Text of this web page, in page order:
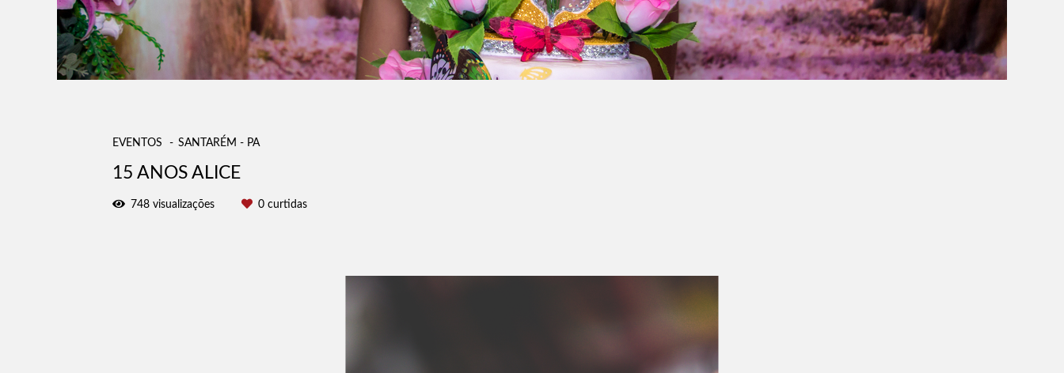
EVENTOS SANTARÉM - PA
15 ANOS ALICE
748 visualizações 0 curtidas